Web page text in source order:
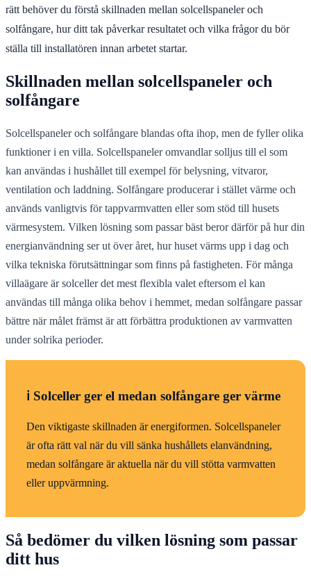
rätt behöver du förstå skillnaden mellan solcellspaneler och
solfångare, hur ditt tak påverkar resultatet och vilka frågor du bör
ställa till installatören innan arbetet startar.
Skillnaden mellan solcellspaneler och
solfångare
Solcellspaneler och solfångare blandas ofta ihop, men de fyller olika
funktioner i en villa. Solcellspaneler omvandlar solljus till el som
kan användas i hushållet till exempel för belysning, vitvaror,
ventilation och laddning. Solfångare producerar i stället värme och
används vanligtvis för tappvarmvatten eller som stöd till husets
värmesystem. Vilken lösning som passar bäst beror därför på hur din
energianvändning ser ut över året, hur huset värms upp i dag och
vilka tekniska förutsättningar som finns på fastigheten. För många
villaägare är solceller det mest flexibla valet eftersom el kan
användas till många olika behov i hemmet, medan solfångare passar
bättre när målet främst är att förbättra produktionen av varmvatten
under solrika perioder.
ℹ️ Solceller ger el medan solfångare ger värme
Den viktigaste skillnaden är energiformen. Solcellspaneler
är ofta rätt val när du vill sänka hushållets elanvändning,
medan solfångare är aktuella när du vill stötta varmvatten
eller uppvärmning.
Så bedömer du vilken lösning som passar
ditt hus